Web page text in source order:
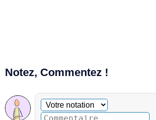
Notez, Commentez !
Commentaire facultatif
Votre notation